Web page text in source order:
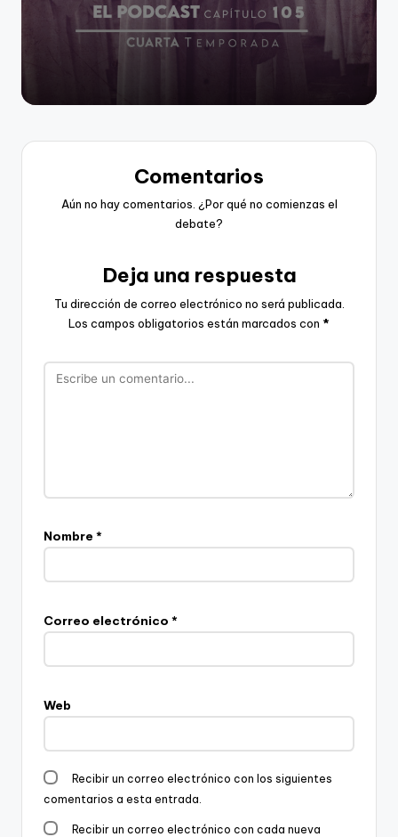
Comentarios
Aún no hay comentarios. ¿Por qué no comienzas el
debate?
Deja una respuesta
Tu dirección de correo electrónico no será publicada.
Los campos obligatorios están marcados con *
Nombre *
Correo electrónico *
Web
Recibir un correo electrónico con los siguientes
comentarios a esta entrada.
Recibir un correo electrónico con cada nueva